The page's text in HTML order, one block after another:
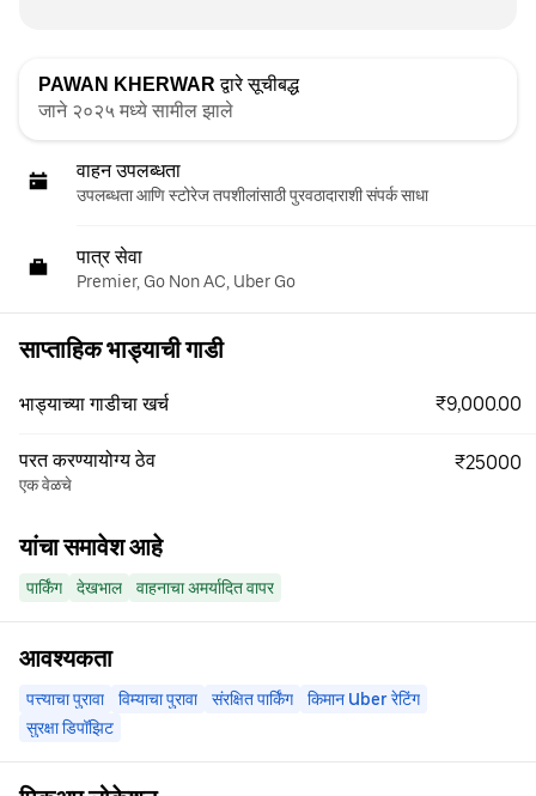
PAWAN KHERWAR द्वारे सूचीबद्ध
जाने २०२५ मध्ये सामील झाले
वाहन उपलब्धता
उपलब्धता आणि स्टोरेज तपशीलांसाठी पुरवठादाराशी संपर्क साधा
पात्र सेवा
Premier, Go Non AC, Uber Go
साप्ताहिक भाड्याची गाडी
भाड्याच्या गाडीचा खर्च ₹9,000.00
परत करण्यायोग्य ठेव
एक वेळचे
₹25000
यांचा समावेश आहे
पार्किंग देखभाल वाहनाचा अमर्यादित वापर
आवश्यकता
पत्त्याचा पुरावा विम्याचा पुरावा संरक्षित पार्किंग
किमान Uber रेटिंग
सुरक्षा डिपॉझिट